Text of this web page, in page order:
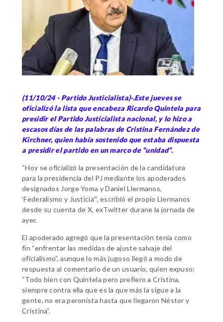
(11/10/24 - Partido Justicialista)-.Este jueves se
oficializó la lista que encabeza Ricardo Quintela para
presidir el Partido Justicialista nacional, y lo hizo a
escasos días de las palabras de Cristina Fernández de
Kirchner, quien había sostenido que estaba dispuesta
a presidir el partido en un marco de “unidad”.
“Hoy se oficializó la presentación de la candidatura
para la presidencia del PJ mediante los apoderados
designados Jorge Yoma y Daniel Llermanos,
‘Federalismo y Justicia’”, escribió el propio Llermanos
desde su cuenta de X, exTwitter durane la jornada de
ayer.
El apoderado agregó que la presentación tenía como
fin “enfrentar las medidas de ajuste salvaje del
oficialísmo”, aunque lo más jugoso llegó a modo de
respuesta al comentario de un usuario, quien expuso:
“Todo bien con Quintela pero prefiero a Cristina,
siempre contra ella que es la que más la sigue a la
gente, no era peronista hasta que llegaron Néstor y
Cristina”.